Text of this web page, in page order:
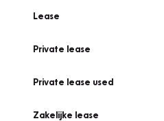
Lease
Private lease
Private lease used
Zakelijke lease